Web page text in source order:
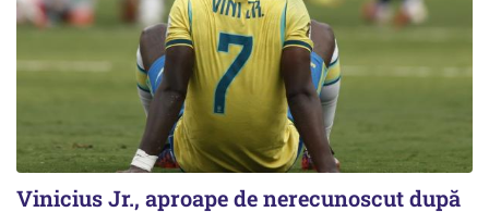
Vinicius Jr., aproape de nerecunoscut după